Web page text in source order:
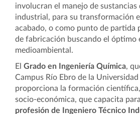
involucran el manejo de sustancias
industrial, para su transformación
acabado, o como punto de partida
de fabricación buscando el óptimo
medioambiental.
El Grado en Ingeniería Química,
Campus Río Ebro de la Universidad
proporciona la formación
socio-económica, que capacita
profesión de Ingeniero Técnico